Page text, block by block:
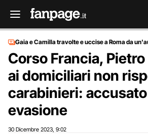
Gaia e Camilla travolte e uccise a Roma da
Corso Francia,
ai domiciliari non
carabinieri:
evasione
30 Dicembre 2023 9:02